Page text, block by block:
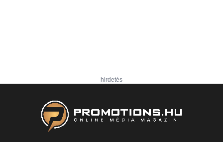
hirdetés